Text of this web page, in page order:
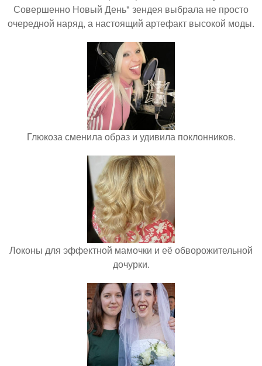
Совершенно Новый День" зендея выбрала не просто
очередной наряд, а настоящий артефакт высокой моды.
Глюкоза сменила образ и удивила поклонников.
Локоны для эффектной мамочки и её обворожительной
дочурки.